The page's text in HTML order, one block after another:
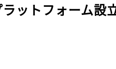
ットフォーム設